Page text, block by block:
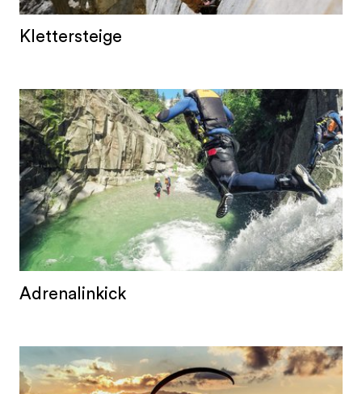
Klettersteige
Adrenalinkick